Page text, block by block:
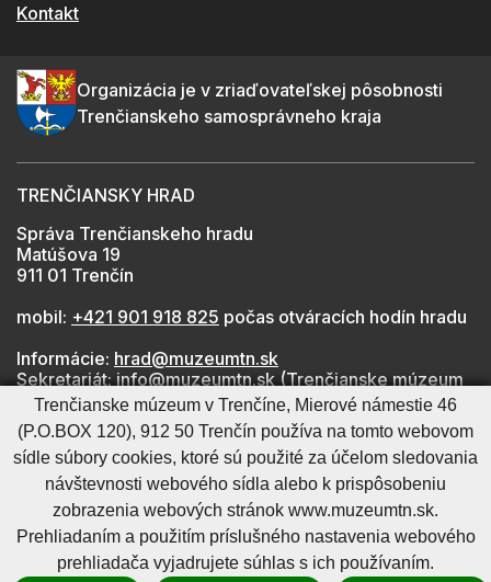
Kontakt
Organizácia je v zriaďovateľskej pôsobnosti
Trenčianskeho samosprávneho kraja
TRENČIANSKY HRAD
Správa Trenčianskeho hradu
Matúšova 19
911 01 Trenčín
mobil: +421 901 918 825 počas otváracích hodín hradu
Informácie: hrad@muzeumtn.sk
Sekretariát: info@muzeumtn.sk(Trenčianske múzeum
v Trenčíne)
Médiá: marketing@muzeumtn.sk
Mapa stránkyRSSCookies nastavenieOchrana osobných údajov
Cookies - viac informáciíVyhlásenie o prístupnosti
Technický prevádzkovateľSprávca obsahu
Trenčianske múzeum v Trenčíne, Mierové námestie 46
(P.O.BOX 120), 912 50 Trenčín používa na tomto webovom
sídle súbory cookies, ktoré sú použité za účelom sledovania
návštevnosti webového sídla alebo k prispôsobeniu
zobrazenia webových stránok www.muzeumtn.sk.
Prehliadaním a použitím príslušného nastavenia webového
prehliadača vyjadrujete súhlas s ich používaním.